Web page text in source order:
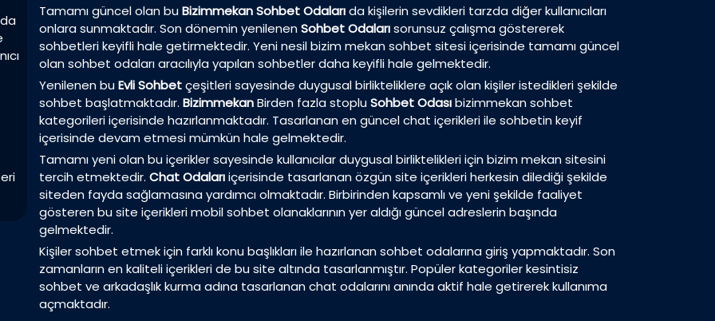
Tamamı güncel olan buBizimmekan Sohbet Odalarıda kişilerin sevdikleri tarzda diğer kullanıcıları
onlara sunmaktadır. Son dönemin yenilenenSohbet Odalarısorunsuz çalışma göstererek
sohbetleri keyifli hale getirmektedir. Yeni nesil bizim mekan sohbet sitesi içerisinde tamamı güncel
olan sohbet odaları aracılıyla yapılan sohbetler daha keyifli hale gelmektedir.
Yenilenen buEvli Sohbetçeşitleri sayesinde duygusal birlikteliklere açık olan kişiler istedikleri şekilde
sohbet başlatmaktadır. BizimmekanBirden fazla stopluSohbet Odasıbizimmekan sohbet
kategorileri içerisinde hazırlanmaktadır. Tasarlanan en güncel chat içerikleri ile sohbetin keyif
içerisinde devam etmesi mümkün hale gelmektedir.
Tamamı yeni olan bu içerikler sayesinde kullanıcılar duygusal birliktelikleri için bizim mekan sitesini
tercih etmektedir. Chat Odalarıiçerisinde tasarlanan özgün site içerikleri herkesin dilediği şekilde
siteden fayda sağlamasına yardımcı olmaktadır. Birbirinden kapsamlı ve yeni şekilde faaliyet
gösteren bu site içerikleri mobil sohbet olanaklarının yer aldığı güncel adreslerin başında
gelmektedir.
Kişiler sohbet etmek için farklı konu başlıkları ile hazırlanan sohbet odalarına giriş yapmaktadır. Son
zamanların en kaliteli içerikleri de bu site altında tasarlanmıştır. Popüler kategoriler kesintisiz
sohbet ve arkadaşlık kurma adına tasarlanan chat odalarını anında aktif hale getirerek kullanıma
açmaktadır.